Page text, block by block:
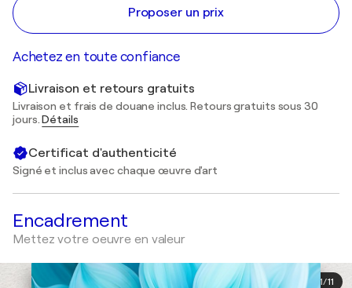
Proposer un prix
Achetez en toute confiance
Livraison et retours gratuits
Livraison et frais de douane inclus. Retours gratuits sous 30
jours.Détails
Certificat d'authenticité
Signé et inclus avec chaque œuvre d'art
Encadrement
Mettez votre oeuvre en valeur
1/11